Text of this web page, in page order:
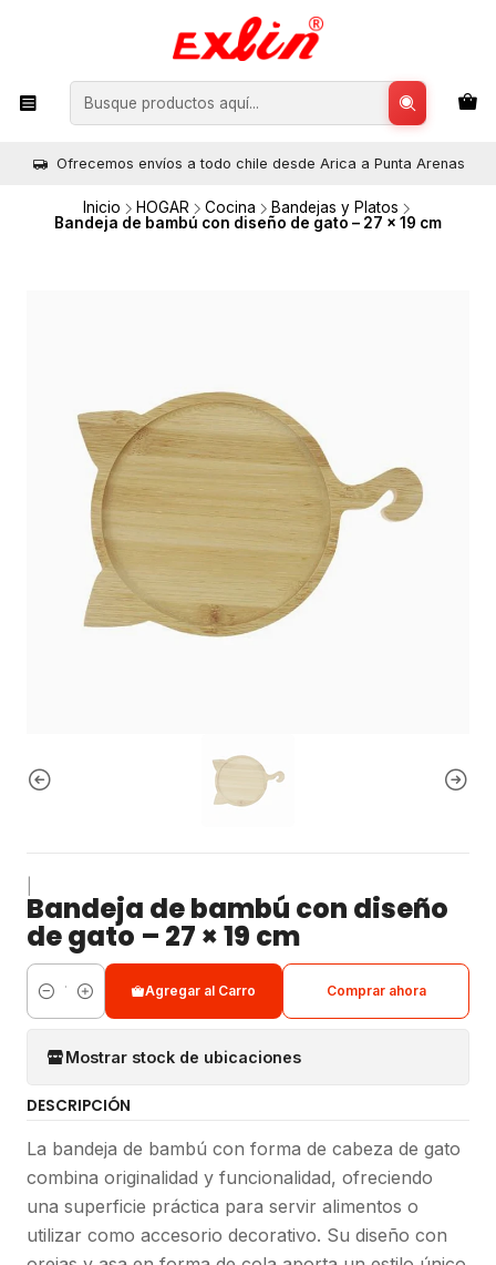
Ofrecemos envíos a todo chile desde Arica a Punta Arenas
Inicio HOGAR Cocina
Bandejas y Platos
Bandeja de bambú con diseño de gato – 27 × 19 cm
Bandeja de bambú con diseño
de gato – 27 × 19 cm
Cantidad
Agregar al Carro Comprar ahora
Mostrar stock de ubicaciones
DESCRIPCIÓN
La bandeja de bambú con forma de cabeza de gato
combina originalidad y funcionalidad, ofreciendo
una superficie práctica para servir alimentos o
utilizar como accesorio decorativo. Su diseño con